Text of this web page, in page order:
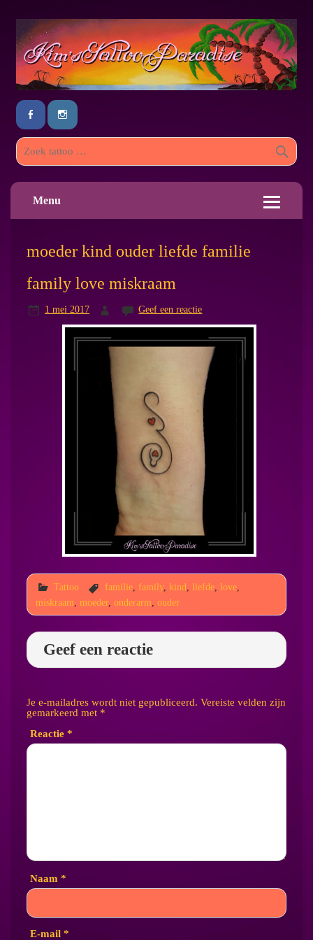
Menu
moeder kind ouder liefde familie
family love miskraam
1 mei 2017 Geef een reactie
Tattoo familie, family, kind liefde, love,
miskraam
moeder, onderarm ouder
Geef een reactie
Je e-mailadres wordt niet gepubliceerd. Vereiste velden zijn
gemarkeerd met *
Reactie *
Naam *
E-mail *